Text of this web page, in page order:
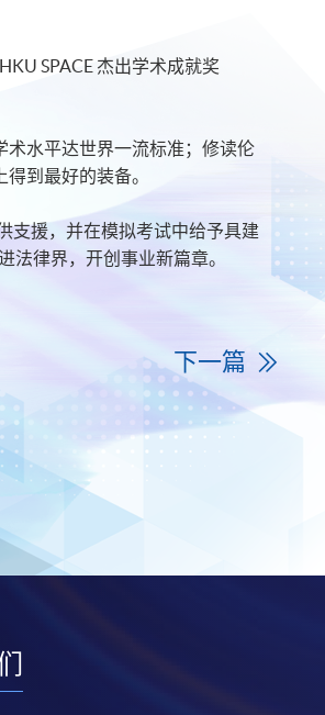
SPACE 杰出学术成就奖
水平达世界一流标准；修读伦
到最好的装备。
支援，并在模拟考试中给予具建
法律界，开创事业新篇章。
下一篇